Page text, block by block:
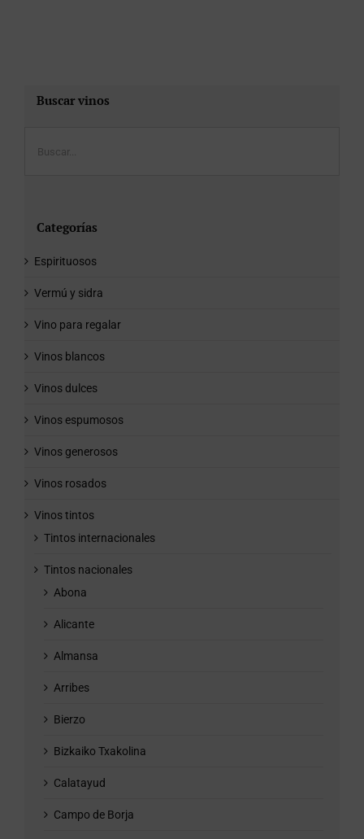
Buscar vinos
Categorías
Espirituosos
Vermú y sidra
Vino para regalar
Vinos blancos
Vinos dulces
Vinos espumosos
Vinos generosos
Vinos rosados
Vinos tintos
Tintos internacionales
Tintos nacionales
Abona
Alicante
Almansa
Arribes
Bierzo
Bizkaiko Txakolina
Calatayud
Campo de Borja